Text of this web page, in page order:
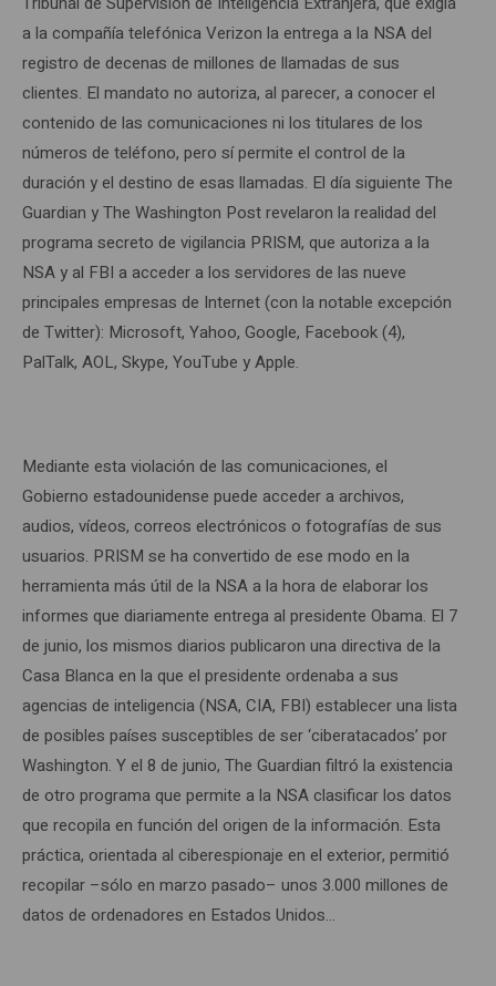
a la compañía telefónica Verizon la entrega a la NSA del
registro de decenas de millones de llamadas de sus
clientes. El mandato no autoriza, al parecer, a conocer el
contenido de las comunicaciones ni los titulares de los
números de teléfono, pero sí permite el control de la
duración y el destino de esas llamadas. El día siguiente The
Guardian y The Washington Post revelaron la realidad del
programa secreto de vigilancia PRISM, que autoriza a la
NSA y al FBI a acceder a los servidores de las nueve
principales empresas de Internet (con la notable excepción
de Twitter): Microsoft, Yahoo, Google, Facebook (4),
PalTalk, AOL, Skype, YouTube y Apple.
Mediante esta violación de las comunicaciones, el
Gobierno estadounidense puede acceder a archivos,
audios, vídeos, correos electrónicos o fotografías de sus
usuarios. PRISM se ha convertido de ese modo en la
herramienta más útil de la NSA a la hora de elaborar los
informes que diariamente entrega al presidente Obama. El 7
de junio, los mismos diarios publicaron una directiva de la
Casa Blanca en la que el presidente ordenaba a sus
agencias de inteligencia (NSA, CIA, FBI) establecer una lista
de posibles países susceptibles de ser ‘ciberatacados’ por
Washington. Y el 8 de junio, The Guardian filtró la existencia
de otro programa que permite a la NSA clasificar los datos
que recopila en función del origen de la información. Esta
práctica, orientada al ciberespionaje en el exterior, permitió
recopilar –sólo en marzo pasado– unos 3.000 millones de
datos de ordenadores en Estados Unidos…